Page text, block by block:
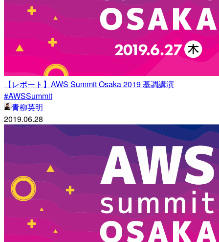
【レポート】AWS Summit Osaka 2019 基調講演
#AWSSummit
青柳英明
2019.06.28